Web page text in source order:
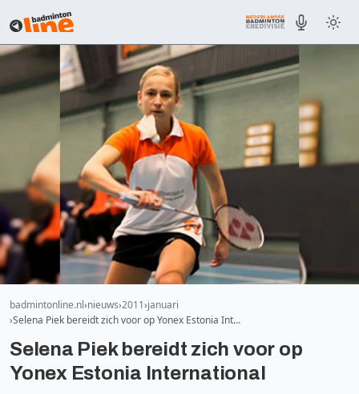
badmintonline.nl nieuws 2011 januari
Selena Piek bereidt zich voor op Yonex Estonia Int…
Selena Piek bereidt zich voor op
Yonex Estonia International